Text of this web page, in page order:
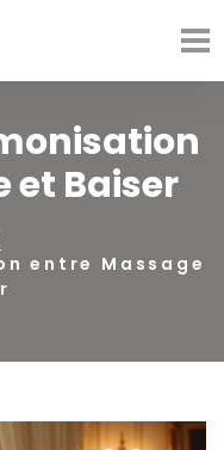
et Baiser
entre Massage